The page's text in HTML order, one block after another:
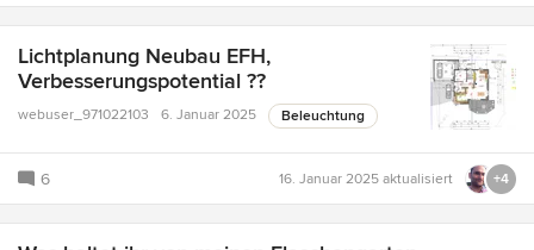
Lichtplanung Neubau EFH,
Verbesserungspotential ??
webuser_971022103 6. Januar 2025 Beleuchtung
6 16. Januar 2025 aktualisiert +4